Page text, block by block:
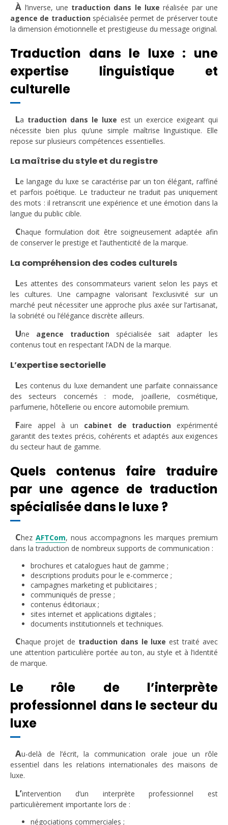
À l’inverse, une traduction dans le luxe réalisée par une
agence de traductionspécialisée permet de préserver toute
la dimension émotionnelle et prestigieuse du message original.
Traduction dans le luxe : une
expertise linguistique et
culturelle
La traduction dans le luxe est un exercice exigeant qui
nécessite bien plus qu’une simple maîtrise linguistique. Elle
repose sur plusieurs compétences essentielles.
La maîtrise du style et du registre
Le langage du luxe se caractérise par un ton élégant, raffiné
et parfois poétique. Le traducteur ne traduit pas uniquement
des mots : il retranscrit une expérience et une émotion dans la
langue du public cible.
Chaque formulation doit être soigneusement adaptée afin
de conserver le prestige et l’authenticité de la marque.
La compréhension des codes culturels
Les attentes des consommateurs varient selon les pays et
les cultures. Une campagne valorisant l’exclusivité sur un
marché peut nécessiter une approche plus axée sur l’artisanat,
la sobriété ou l’élégance discrète ailleurs.
Une agence traduction spécialisée sait adapter les
contenus tout en respectant l’ADN de la marque.
L’expertise sectorielle
Les contenus du luxe demandent une parfaite connaissance
des secteurs concernés : mode, joaillerie, cosmétique,
parfumerie, hôtellerie ou encore automobile premium.
Faire appel à un cabinet de traduction expérimenté
garantit des textes précis, cohérents et adaptés aux exigences
du secteur haut de gamme.
Quels contenus faire traduire
par une agence de traduction
spécialisée dans le luxe ?
ChezAFTCom, nous accompagnons les marques premium
dans la traduction de nombreux supports de communication :
brochures et catalogues haut de gamme ;
descriptions produits pour le e-commerce ;
campagnes marketing et publicitaires ;
communiqués de presse ;
contenus éditoriaux ;
sites internet et applications digitales ;
documents institutionnels et techniques.
Chaque projet de traduction dans le luxe est traité avec
une attention particulière portée au ton, au style et à l’identité
de marque.
Le rôle de l’interprète
professionnel dans le secteur du
luxe
Au-delà de l’écrit, la communication orale joue un rôle
essentiel dans les relations internationales des maisons de
luxe.
L’intervention d’un interprète professionnel est
particulièrement importante lors de :
négociations commerciales ;